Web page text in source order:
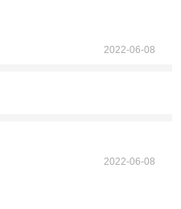
2022-06-08
2022-06-08